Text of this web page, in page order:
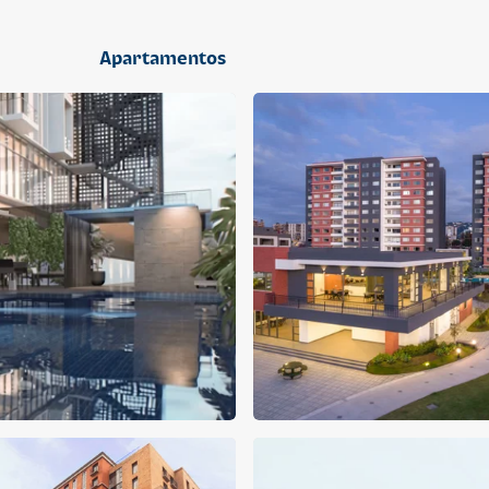
Apartamentos
APARTAMENTO
Q 1,400,000
Cuotas desde Q 9,019*
CENTRICO MADRID
CENTRICO
2 dormitorios 1 baño 2 parqueos
APARTAMENTO
Q 1,300,000
Cuotas desde Q 8,374*
CENTRICO MADRID 2
CENTRICO
2 dormitorios 1 baño 1 parqueo